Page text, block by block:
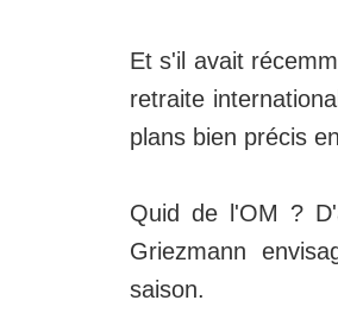
Et s'il avait
retraite
plans bien précis
Quid de l'OM ?
Griezmann
saison.